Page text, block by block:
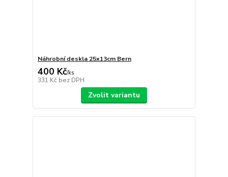
Náhrobní deskla 25x13cm Bern
400 Kč/ks
331 Kč bez DPH
Zvolit variantu